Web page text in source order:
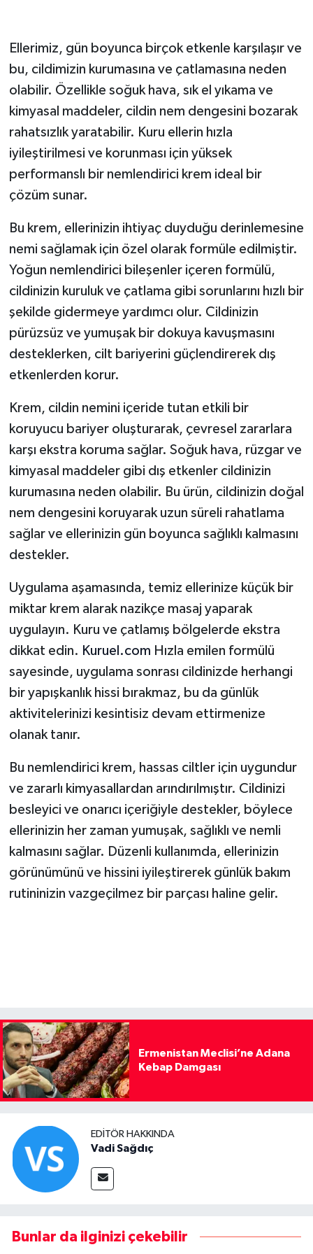
Ellerimiz, gün boyunca birçok etkenle karşılaşır ve
bu, cildimizin kurumasına ve çatlamasına neden
olabilir. Özellikle soğuk hava, sık el yıkama ve
kimyasal maddeler, cildin nem dengesini bozarak
rahatsızlık yaratabilir. Kuru ellerin hızla
iyileştirilmesi ve korunması için yüksek
performanslı bir nemlendirici krem ideal bir
çözüm sunar.
Bu krem, ellerinizin ihtiyaç duyduğu derinlemesine
nemi sağlamak için özel olarak formüle edilmiştir.
Yoğun nemlendirici bileşenler içeren formülü,
cildinizin kuruluk ve çatlama gibi sorunlarını hızlı bir
şekilde gidermeye yardımcı olur. Cildinizin
pürüzsüz ve yumuşak bir dokuya kavuşmasını
desteklerken, cilt bariyerini güçlendirerek dış
etkenlerden korur.
Krem, cildin nemini içeride tutan etkili bir
koruyucu bariyer oluşturarak, çevresel zararlara
karşı ekstra koruma sağlar. Soğuk hava, rüzgar ve
kimyasal maddeler gibi dış etkenler cildinizin
kurumasına neden olabilir. Bu ürün, cildinizin doğal
nem dengesini koruyarak uzun süreli rahatlama
sağlar ve ellerinizin gün boyunca sağlıklı kalmasını
destekler.
Uygulama aşamasında, temiz ellerinize küçük bir
miktar krem alarak nazikçe masaj yaparak
uygulayın. Kuru ve çatlamış bölgelerde ekstra
dikkat edin. Kuruel.com Hızla emilen formülü
sayesinde, uygulama sonrası cildinizde herhangi
bir yapışkanlık hissi bırakmaz, bu da günlük
aktivitelerinizi kesintisiz devam ettirmenize
olanak tanır.
Bu nemlendirici krem, hassas ciltler için uygundur
ve zararlı kimyasallardan arındırılmıştır. Cildinizi
besleyici ve onarıcı içeriğiyle destekler, böylece
ellerinizin her zaman yumuşak, sağlıklı ve nemli
kalmasını sağlar. Düzenli kullanımda, ellerinizin
görünümünü ve hissini iyileştirerek günlük bakım
rutininizin vazgeçilmez bir parçası haline gelir.
Ermenistan Meclisi’ne Adana
Kebap Damgası
EDITÖR HAKKINDA
Vadi Sağdıç
Bunlar da ilginizi çekebilir